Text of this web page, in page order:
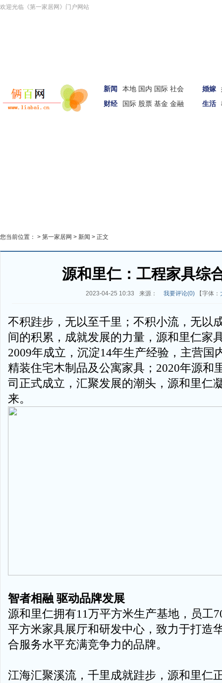
欢迎光临《第一家居网》门户网站
新闻 本地 国内 国际 社会
财经
国际 股票 基金 金融
婚嫁
生活
您当前位置： > 第一家居网 > 新闻 > 正文
源和里仁：工程家具综
2023-04-25 10:33 来源： 我要评论(0)【字体：
不积跬步，无以至千里；不积小流，无以
间的积累，成就发展的力量，源和里仁家
2009年成立，沉淀14年生产经验，主营国
精装住宅木制品及公寓家具；2020年源和
司正式成立，汇聚发展的潮头，源和里仁
来。
智者相融 驱动品牌发展
源和里仁拥有11万平方米生产基地，员工
平方米家具展厅和研发中心，致力于打造
合服务水平充满竞争力的品牌。
江海汇聚溪流，千里成就跬步，源和里仁